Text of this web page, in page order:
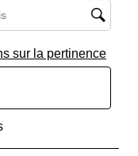
sur la pertinence